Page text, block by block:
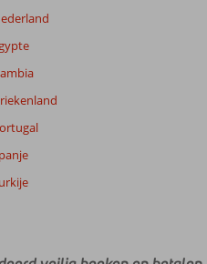
Over
del
Carmen:
Puerto
Algemene indruk
Ligging
Service
Prijs/kwaliteit
Eten